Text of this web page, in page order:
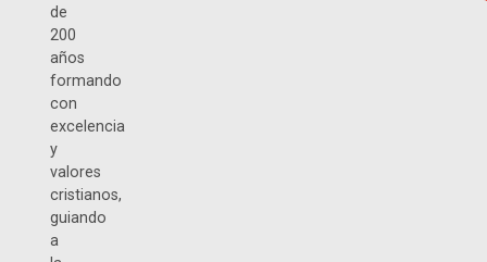
de
200
años
formando
con
excelencia
y
valores
cristianos,
guiando
a